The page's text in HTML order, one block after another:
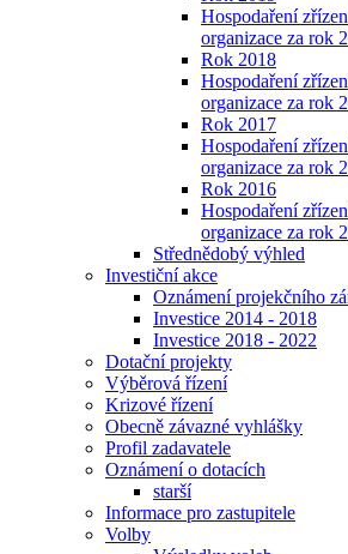
Hospodaření
organizace za rok
Rok 2018
Hospodaření
organizace za rok
Rok 2017
Hospodaření
organizace za rok
Rok 2016
Hospodaření
organizace za rok
Střednědobý výhled
Investiční akce
Oznámení projekčního
Investice 2014 - 2018
Investice 2018 - 2022
Dotační projekty
Výběrová řízení
Krizové řízení
Obecně závazné vyhlášky
Profil zadavatele
Oznámení o dotacích
starší
Informace pro zastupitele
Volby